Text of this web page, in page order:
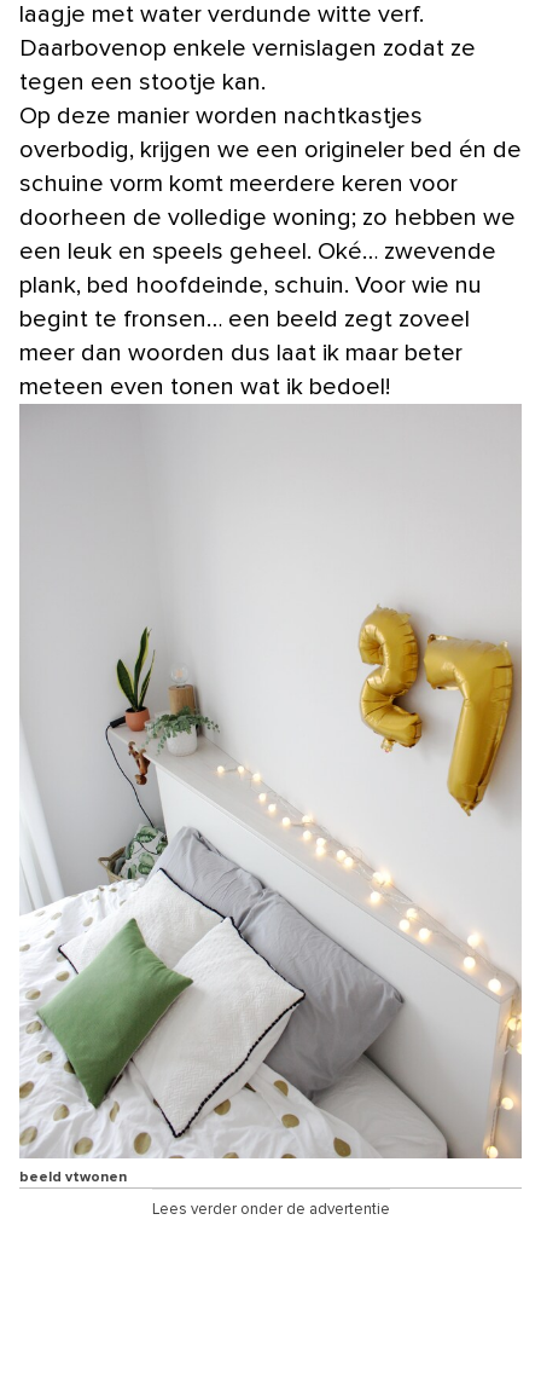
laagje met water verdunde witte verf.
Daarbovenop enkele vernislagen zodat ze
tegen een stootje kan.
Op deze manier worden nachtkastjes
overbodig, krijgen we een origineler bed én de
schuine vorm komt meerdere keren voor
doorheen de volledige woning; zo hebben we
een leuk en speels geheel. Oké… zwevende
plank, bed hoofdeinde, schuin. Voor wie nu
begint te fronsen… een beeld zegt zoveel
meer dan woorden dus laat ik maar beter
meteen even tonen wat ik bedoel!
beeld vtwonen
Lees verder onder de advertentie